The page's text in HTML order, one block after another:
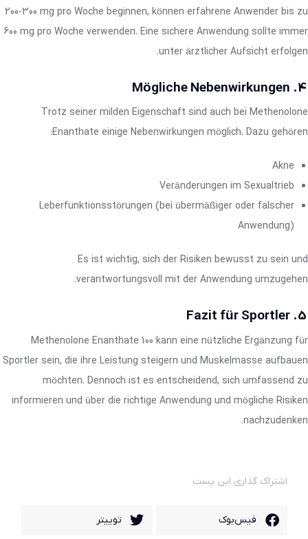
200-300 mg pro Woche beginnen, können erfahrene Anwender bis zu
600 mg pro Woche verwenden. Eine sichere Anwendung sollte immer
unter ärztlicher Aufsicht erfolgen.
4. Mögliche Nebenwirkungen
Trotz seiner milden Eigenschaft sind auch bei Methenolone
Enanthate einige Nebenwirkungen möglich. Dazu gehören:
Akne
Veränderungen im Sexualtrieb
Leberfunktionsstörungen (bei übermäßiger oder falscher
Anwendung)
Es ist wichtig, sich der Risiken bewusst zu sein und
verantwortungsvoll mit der Anwendung umzugehen.
5. Fazit für Sportler
Methenolone Enanthate 100 kann eine nützliche Ergänzung für
Sportler sein, die ihre Leistung steigern und Muskelmasse aufbauen
möchten. Dennoch ist es entscheidend, sich umfassend zu
informieren und über die richtige Anwendung und mögliche Risiken
nachzudenken.
اشتراک گذاری این پست
فیس‌بوک توییتر